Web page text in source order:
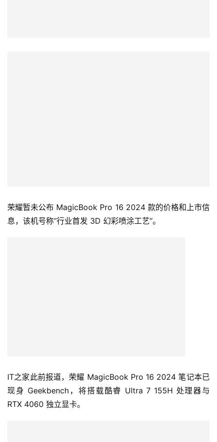
新
能
源
荣耀暂未公布 MagicBook Pro 16 2024 款的价格和上市信
息，该机号称“行业首发 3D 幻彩喷涂工艺”。
IT之家此前报道，荣耀 MagicBook Pro 16 2024 笔记本已
现身 Geekbench，将搭载酷睿 Ultra 7 155H 处理器与
RTX 4060 独立显卡。